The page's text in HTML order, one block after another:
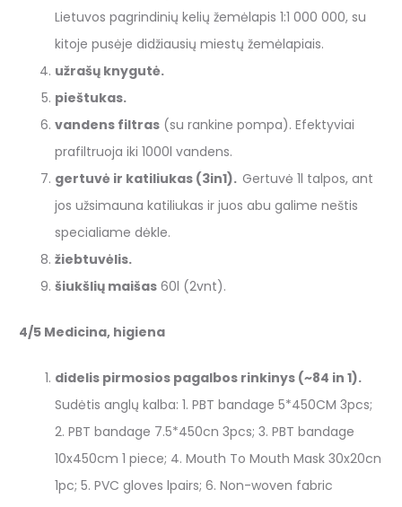
Lietuvos pagrindinių kelių žemėlapis 1:1 000 000, su
kitoje pusėje didžiausių miestų žemėlapiais.
užrašų knygutė.
pieštukas.
vandens filtras (su rankine pompa). Efektyviai
prafiltruoja iki 1000l vandens.
gertuvė ir katiliukas (3in1). Gertuvė 1l talpos, ant
jos užsimauna katiliukas ir juos abu galime neštis
specialiame dėkle.
žiebtuvėlis.
šiukšlių maišas 60l (2vnt).
4/5 Medicina, higiena
didelis pirmosios pagalbos rinkinys (~84 in 1).
Sudėtis anglų kalba: 1. PBT bandage 5*450CM 3pcs;
2. PBT bandage 7.5*450cn 3pcs; 3. PBT bandage
10x450cm 1 piece; 4. Mouth To Mouth Mask 30x20cn
1pc; 5. PVC gloves lpairs; 6. Non-woven fabric